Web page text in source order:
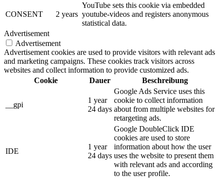
CONSENT 2 years
YouTube sets this cookie via embedded
youtube-videos and registers anonymous
statistical data.
Advertisement
Advertisement
Advertisement cookies are used to provide visitors with relevant ads
and marketing campaigns. These cookies track visitors across
websites and collect information to provide customized ads.
Cookie
Dauer Beschreibung
__gpi
1 year
24 days
Google Ads Service uses this
cookie to collect information
about from multiple websites for
retargeting ads.
IDE
1 year
24 days
Google DoubleClick IDE
cookies are used to store
information about how the user
uses the website to present them
with relevant ads and according
to the user profile.